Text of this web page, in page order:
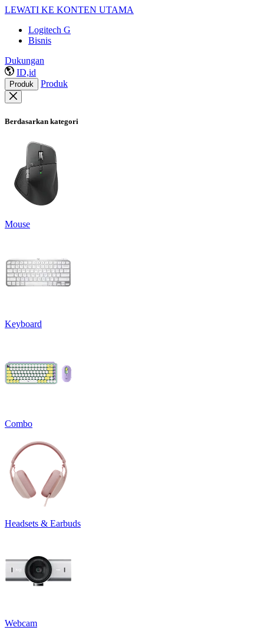
LEWATI KE KONTEN UTAMA
Logitech G
Bisnis
Dukungan
ID,id
Produk Produk
Berdasarkan kategori
Mouse
Keyboard
Combo
Headsets & Earbuds
Webcam